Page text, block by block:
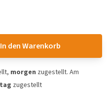
In den Warenkorb
morgen zugestellt. Am
zugestellt